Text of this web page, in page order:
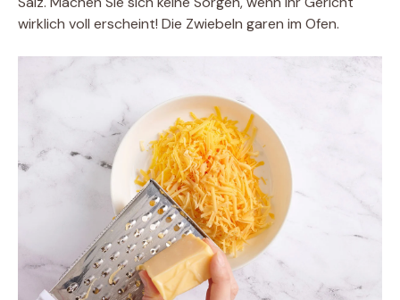
wirklich voll erscheint! Die Zwiebeln garen im Ofen.